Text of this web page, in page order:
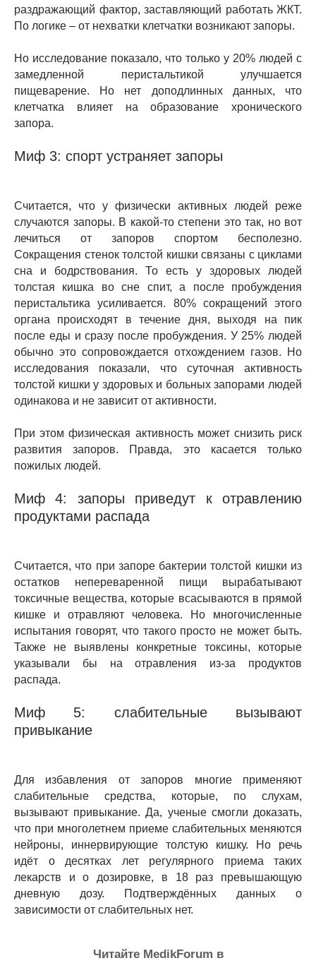
раздражающий фактор, заставляющий работать ЖКТ.
По логике – от нехватки клетчатки возникают запоры.
Но исследование показало, что только у 20% людей с
замедленной перистальтикой улучшается
пищеварение. Но нет доподлинных данных, что
клетчатка влияет на образование хронического
запора.
Миф 3: спорт устраняет запоры
Считается, что у физически активных людей реже
случаются запоры. В какой-то степени это так, но вот
лечиться от запоров спортом бесполезно.
Сокращения стенок толстой кишки связаны с циклами
сна и бодрствования. То есть у здоровых людей
толстая кишка во сне спит, а после пробуждения
перистальтика усиливается. 80% сокращений этого
органа происходят в течение дня, выходя на пик
после еды и сразу после пробуждения. У 25% людей
обычно это сопровождается отхождением газов. Но
исследования показали, что суточная активность
толстой кишки у здоровых и больных запорами людей
одинакова и не зависит от активности.
При этом физическая активность может снизить риск
развития запоров. Правда, это касается только
пожилых людей.
Миф 4: запоры приведут к отравлению
продуктами распада
Считается, что при запоре бактерии толстой кишки из
остатков непереваренной пищи вырабатывают
токсичные вещества, которые всасываются в прямой
кишке и отравляют человека. Но многочисленные
испытания говорят, что такого просто не может быть.
Также не выявлены конкретные токсины, которые
указывали бы на отравления из-за продуктов
распада.
Миф 5: слабительные вызывают
привыкание
Для избавления от запоров многие применяют
слабительные средства, которые, по слухам,
вызывают привыкание. Да, ученые смогли доказать,
что при многолетнем приеме слабительных меняются
нейроны, иннервирующие толстую кишку. Но речь
идёт о десятках лет регулярного приема таких
лекарств и о дозировке, в 18 раз превышающую
дневную дозу. Подтверждённых данных о
зависимости от слабительных нет.
Читайте MedikForum в